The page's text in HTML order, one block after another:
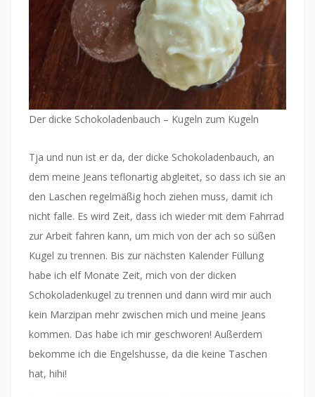
Der dicke Schokoladenbauch – Kugeln zum Kugeln
Tja und nun ist er da, der dicke Schokoladenbauch, an
dem meine Jeans teflonartig abgleitet, so dass ich sie an
den Laschen regelmäßig hoch ziehen muss, damit ich
nicht falle. Es wird Zeit, dass ich wieder mit dem Fahrrad
zur Arbeit fahren kann, um mich von der ach so süßen
Kugel zu trennen. Bis zur nächsten Kalender Füllung
habe ich elf Monate Zeit, mich von der dicken
Schokoladenkugel zu trennen und dann wird mir auch
kein Marzipan mehr zwischen mich und meine Jeans
kommen. Das habe ich mir geschworen! Außerdem
bekomme ich die Engelshusse, da die keine Taschen
hat, hihi!